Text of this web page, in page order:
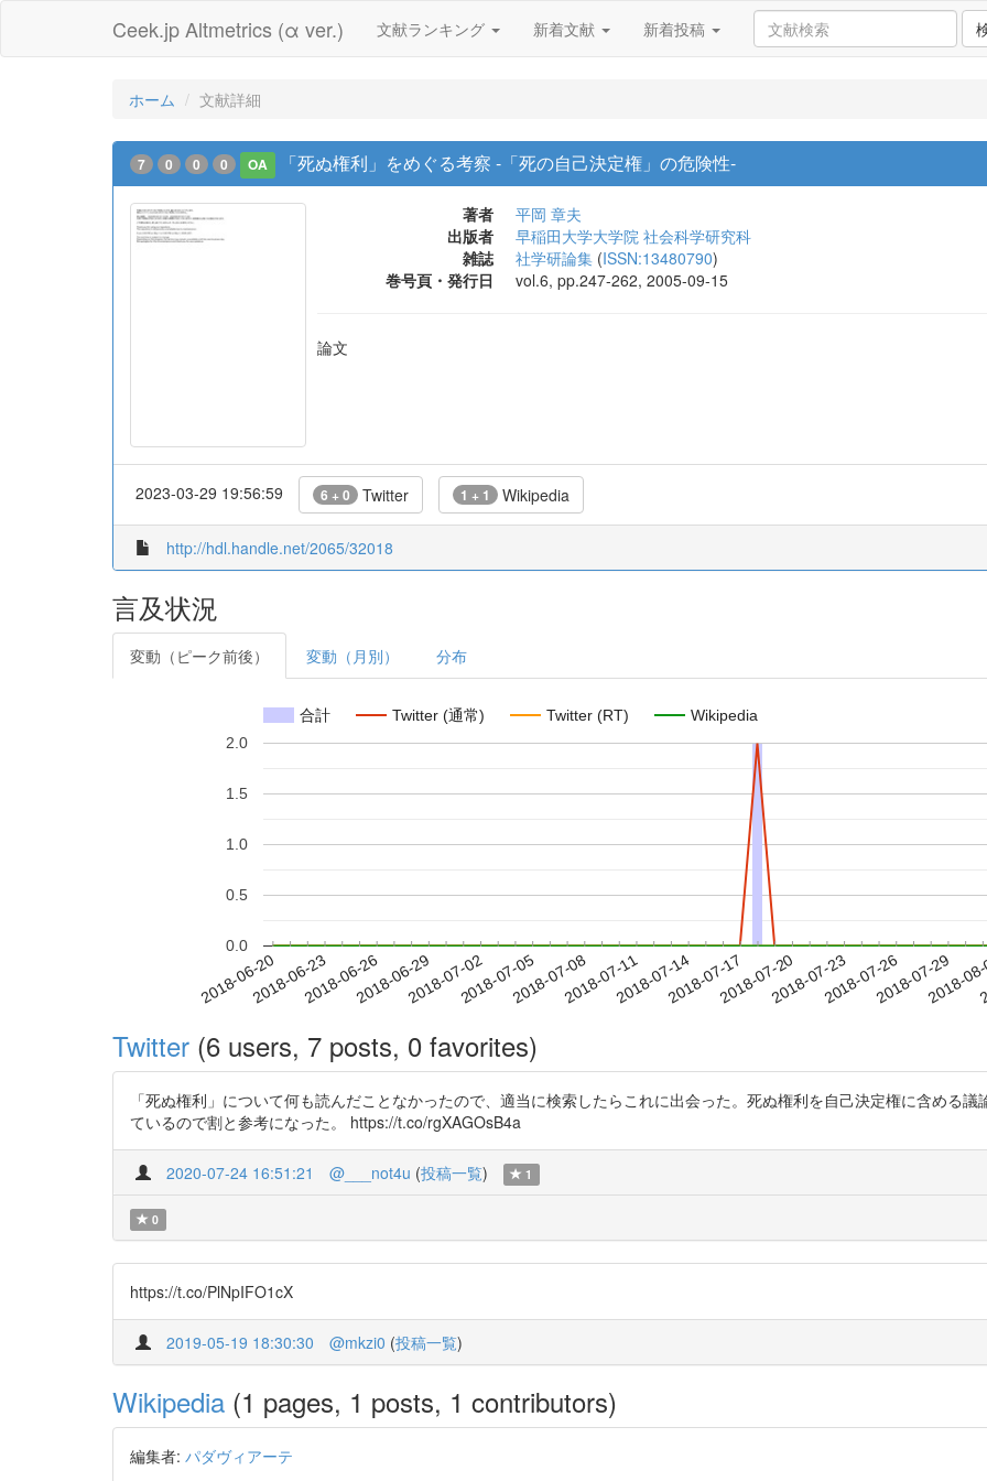
Ceek.jp Altmetrics (α ver.) 文献ランキング 新着文献 新着投稿
ホーム 文献詳細
7 0 0 0 OA 「死ぬ権利」をめぐる考察 -「死の自己決定権」の危険性-
著者
平岡 章夫
出版者
早稲田大学大学院 社会科学研究科
雑誌
社学研論集 (ISSN:13480790)
巻号頁・発行日
vol.6, pp.247-262, 2005-09-15
論文
2023-03-29 19:56:59 6 + 0 Twitter 1 + 1 Wikipedia
http://hdl.handle.net/2065/32018
言及状況
変動（ピーク前後） 変動（月別） 分布
合計 Twitter (通常) Twitter (RT) Wikipedia
2018-06-202018-06-232018-06-262018-06-292018-07-022018-07-052018-07-082018-07-112018-07-142018-07-172018-07-202018-07-232018-07-262018-07-29
2018-
0.0
0.5
1.0
1.5
2.0
Twitter (6 users, 7 posts, 0 favorites)
「死ぬ権利」について何も読んだことなかったので、適当に検索したらこれに出会った。死ぬ権利を自己決定権に含める
ているので割と参考になった。 https://t.co/rgXAGOsB4a
2020-07-24 16:51:21 @___not4u (投稿一覧) 1
0
https://t.co/PlNpIFO1cX
2019-05-19 18:30:30 @mkzi0 (投稿一覧)
Wikipedia (1 pages, 1 posts, 1 contributors)
編集者: パダヴィアーテ